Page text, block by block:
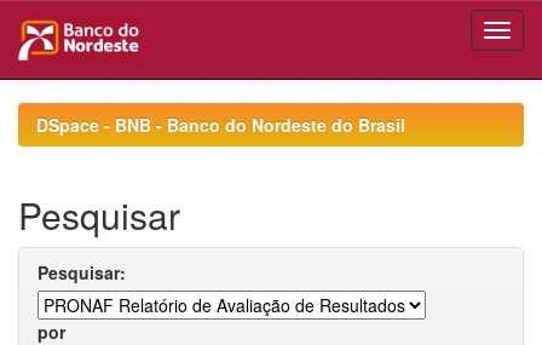
navigationDSpace - BNB - Banco do Nordeste do Brasil
Pesquisar
Pesquisar:
por